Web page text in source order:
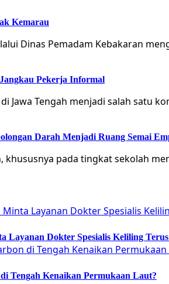
Kemarau
Dinas Pemadam Kebakaran
Pekerja Informal
Jawa Tengah menjadi salah satu
Darah Menjadi Ruang Semai
khususnya pada tingkat sekolah
Layanan Dokter Spesialis Keliling
Tengah Kenaikan Permukaan Laut?